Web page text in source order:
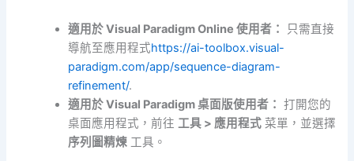
適用於 Visual Paradigm Online 使用者：
只需直接
導航至應用程式https://ai-toolbox.visual-
paradigm.com/app/sequence-diagram-
refinement/.
適用於 Visual Paradigm 桌面版使用者： 打開您的
桌面應用程式，前往 工具 > 應用程式 菜單，並選擇
序列圖精煉 工具。